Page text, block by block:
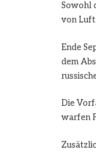
Sowohl
von
Ende
dem
Die
warfen